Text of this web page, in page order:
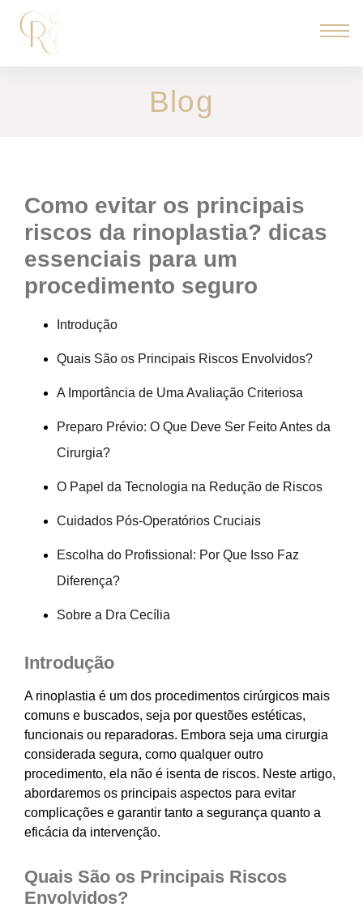
Blog
como evitar os principais
riscos da rinoplastia? dicas
essenciais para um
procedimento seguro
Introdução
Quais São os Principais Riscos Envolvidos?
A Importância de Uma Avaliação Criteriosa
Preparo Prévio: O Que Deve Ser Feito Antes da
Cirurgia?
O Papel da Tecnologia na Redução de Riscos
Cuidados Pós-Operatórios Cruciais
Escolha do Profissional: Por Que Isso Faz
Diferença?
Sobre a Dra Cecília
Introdução
A rinoplastia é um dos procedimentos cirúrgicos mais
comuns e buscados, seja por questões estéticas,
funcionais ou reparadoras. Embora seja uma cirurgia
considerada segura, como qualquer outro
procedimento, ela não é isenta de riscos. Neste artigo,
abordaremos os principais aspectos para evitar
complicações e garantir tanto a segurança quanto a
eficácia da intervenção.
Quais São os Principais Riscos
Envolvidos?